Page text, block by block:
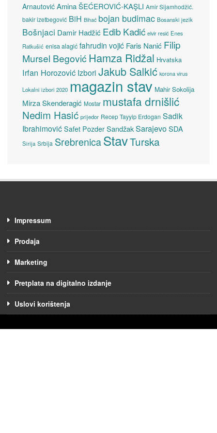
Arnautović Amina ŠEĆEROVIĆ-KAŞLI Amir Sijamhodžić.
bakir izetbegović BiH Bihać bojan budimac Bosanski jezik
Bošnjaci Damir Hadžić Edib Kadić elvir resić Enes
Ratkušić enisa alagić fahrudin vojić Faris Nanić Filip
Mursel Begović Hamza Ridžal Hrvatska
Irfan Horozović Izbori Jakub Salkić korona virus
Lokalni izbori 2020 magazin stav Mahir Sokolija
Mirza Skenderagić Mostar mustafa drnišlić
Nedim Hasić prijedor Recep Tayyip Erdogan Sadik
Ibrahimović Safet Pozder SandžakSarajevoSDA
Sirija Srbija SrebrenicaStavTurska
Impressum
Prodaja
Marketing
Pretplata na digitalno izdanje
Uslovi korištenja